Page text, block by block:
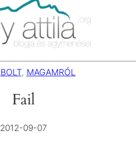
BOLT, MAGAMRÓL
Fail
2012-09-07